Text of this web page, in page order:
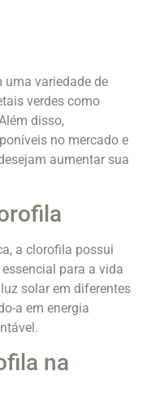
uma variedade de
verdes como
disso,
no mercado e
aumentar sua
a clorofila possui
para a vida
solar em diferentes
a em energia
na